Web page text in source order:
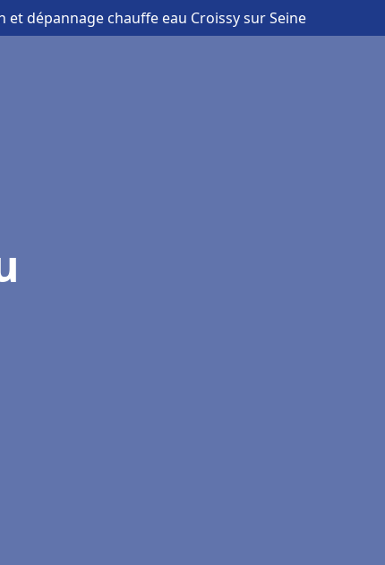
et dépannage chauffe eau Croissy sur Seine